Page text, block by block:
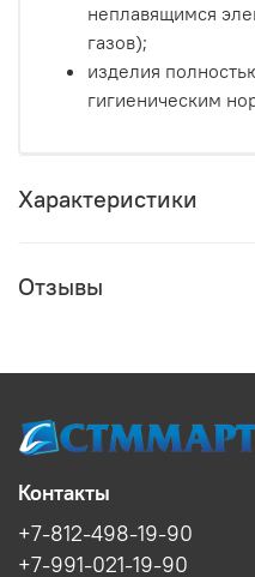
неплавящимся
газов);
изделия
гигиеническим
Характеристики
Отзывы
Контакты
+7-812-498-19-90
+7-991-021-19-90